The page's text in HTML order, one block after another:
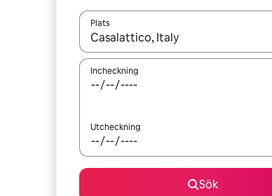
Plats
När resultaten är tillgängliga kan du
Incheckning
Utcheckning
Sök